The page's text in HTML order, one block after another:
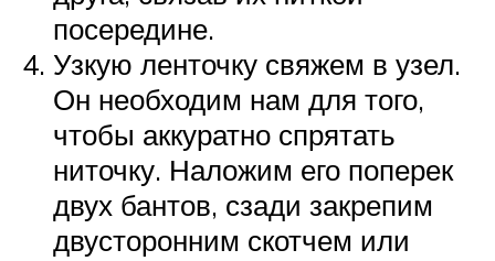
посередине.
Узкую ленточку свяжем в узел.
Он необходим нам для того,
чтобы аккуратно спрятать
ниточку. Наложим его поперек
двух бантов, сзади закрепим
двусторонним скотчем или